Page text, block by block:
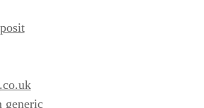
generic